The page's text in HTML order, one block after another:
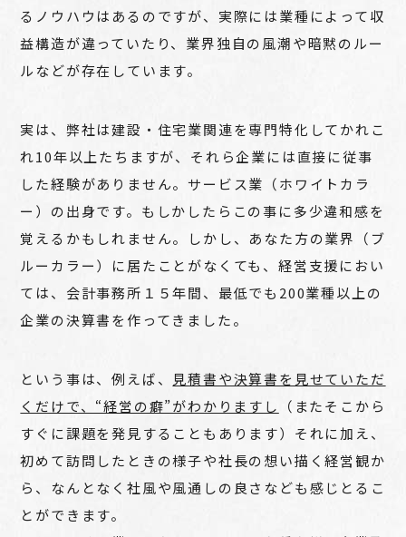
るノウハウはあるのですが、実際には業種によって収
益構造が違っていたり、業界独自の風潮や暗黙のルー
ルなどが存在しています。
実は、弊社は建設・住宅業関連を専門特化してかれこ
れ10年以上たちますが、それら企業には直接に従事
した経験がありません。サービス業（ホワイトカラ
ー）の出身です。もしかしたらこの事に多少違和感を
覚えるかもしれません。しかし、あなた方の業界（ブ
ルーカラー）に居たことがなくても、経営支援におい
ては、会計事務所１５年間、最低でも200業種以上の
企業の決算書を作ってきました。
という事は、例えば、 見積書や決算書を見せていただ
くだけで、“経営の癖”がわかりますし
（またそこから
すぐに課題を発見することもあります）それに加え、
初めて訪問したときの様子や社長の想い描く経営観か
ら、なんとなく社風や風通しの良さなども感じとるこ
とができます。